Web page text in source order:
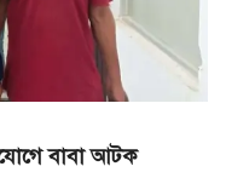
বাবা আটক